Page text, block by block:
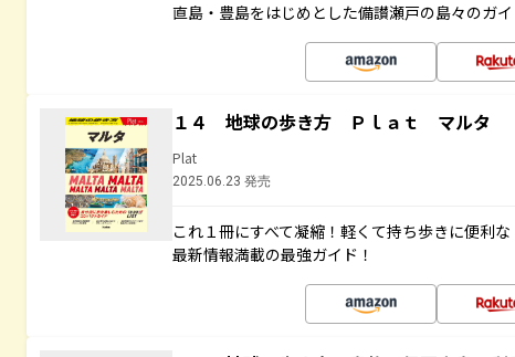
直島・豊島をはじめとした備讃瀬戸の島々のガイ
１４ 地球の歩き方 Ｐｌａｔ マルタ
Plat
2025.06.23 発売
これ１冊にすべて凝縮！軽くて持ち歩きに便利
最新情報満載の最強ガイド！